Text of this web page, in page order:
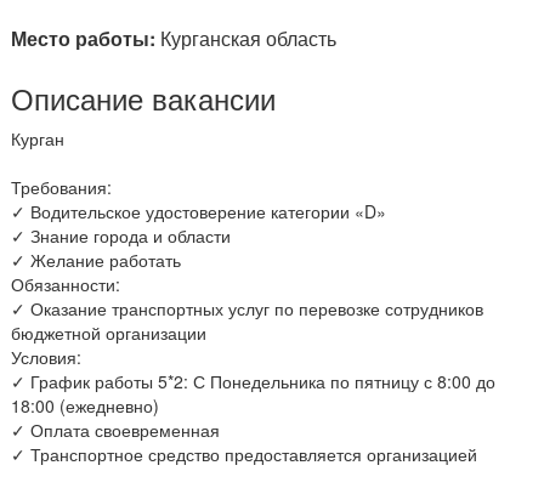
Место работы: Курганская область
Описание вакансии
Курган
Требования:
✓ Водительское удостоверение категории «D»
✓ Знание города и области
✓ Желание работать
Обязанности:
✓ Оказание транспортных услуг по перевозке сотрудников
бюджетной организации
Условия:
✓ График работы 5*2: С Понедельника по пятницу с 8:00 до
18:00 (ежедневно)
✓ Оплата своевременная
✓ Транспортное средство предоставляется организацией